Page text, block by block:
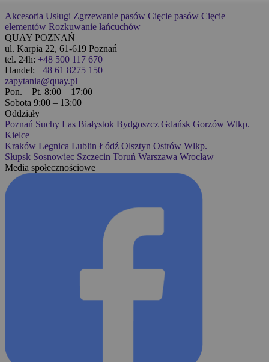
Akcesoria Usługi Zgrzewanie pasów Cięcie pasów Cięcie
elementów Rozkuwanie łańcuchów
QUAY POZNAŃ
ul. Karpia 22, 61-619 Poznań
tel. 24h: +48 500 117 670
Handel: +48 61 8275 150
zapytania@quay.pl
Pon. – Pt. 8:00 – 17:00
Sobota 9:00 – 13:00
Oddziały
Poznań Suchy Las Białystok Bydgoszcz Gdańsk Gorzów Wlkp.
Kielce
Kraków Legnica Lublin Łódź Olsztyn Ostrów Wlkp.
Słupsk Sosnowiec Szczecin Toruń Warszawa Wrocław
Media społecznościowe